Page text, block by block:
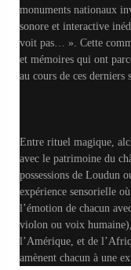
monuments nationaux
sonore et interactive
voit pas… ». Cette
et mémoires qui ont
au cours de ces derniers
Entre rituel magique,
avec le patrimoine du
possessions de Loudun
expérience sensorielle
l’émotion de chacun
violon ou voix
l’Amérique, et de
amènent chacun à une